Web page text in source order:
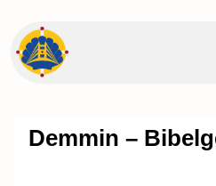
Demmin –